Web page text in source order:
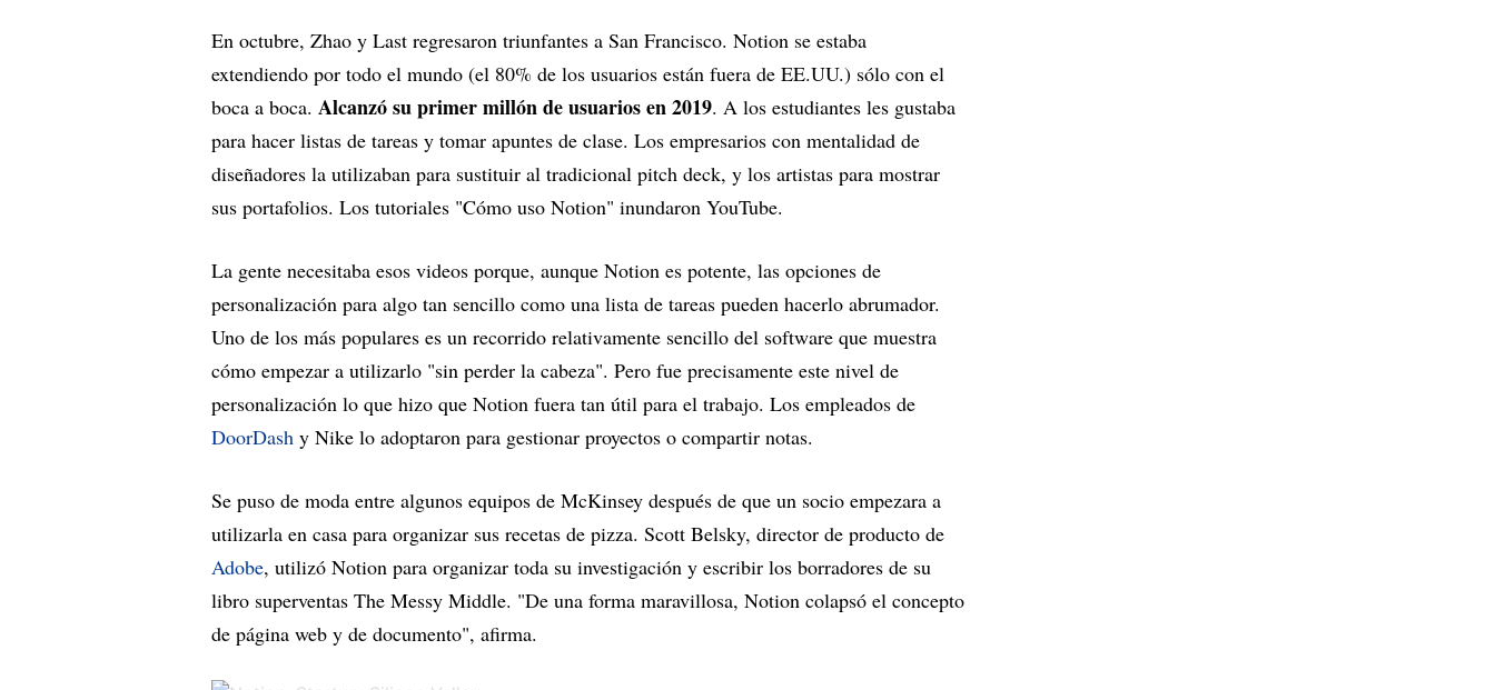
En octubre, Zhao y Last regresaron triunfantes a San Francisco. Notion se estaba
extendiendo por todo el mundo (el 80% de los usuarios están fuera de EE.UU.) sólo con el
boca a boca. Alcanzó su primer millón de usuarios en 2019. A los estudiantes les gustaba
para hacer listas de tareas y tomar apuntes de clase. Los empresarios con mentalidad de
diseñadores la utilizaban para sustituir al tradicional pitch deck, y los artistas para mostrar
sus portafolios. Los tutoriales "Cómo uso Notion" inundaron YouTube.
La gente necesitaba esos videos porque, aunque Notion es potente, las opciones de
personalización para algo tan sencillo como una lista de tareas pueden hacerlo abrumador.
Uno de los más populares es un recorrido relativamente sencillo del software que muestra
cómo empezar a utilizarlo "sin perder la cabeza". Pero fue precisamente este nivel de
personalización lo que hizo que Notion fuera tan útil para el trabajo. Los empleados de
DoorDash y Nike lo adoptaron para gestionar proyectos o compartir notas.
Se puso de moda entre algunos equipos de McKinsey después de que un socio empezara a
utilizarla en casa para organizar sus recetas de pizza. Scott Belsky, director de producto de
Adobe, utilizó Notion para organizar toda su investigación y escribir los borradores de su
libro superventas The Messy Middle. "De una forma maravillosa, Notion colapsó el concepto
de página web y de documento", afirma.